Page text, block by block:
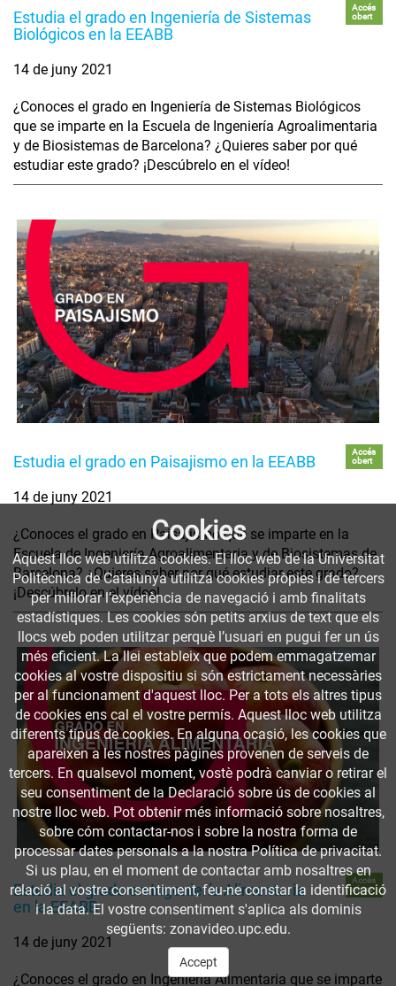
Estudia el grado en Ingeniería de Sistemas
Biológicos en la EEABB
Accés
obert
14 de juny 2021
¿Conoces el grado en Ingeniería de Sistemas Biológicos
que se imparte en la Escuela de Ingeniería Agroalimentaria
y de Biosistemas de Barcelona? ¿Quieres saber por qué
estudiar este grado? ¡Descúbrelo en el vídeo!
Estudia el grado en Paisajismo en la EEABB
Accés
obert
14 de juny 2021
¿Conoces el grado en Paisajismo que se imparte en la
Escuela de Ingeniería Agroalimentaria y de Biosistemas de
Barcelona? ¿Quieres saber por qué estudiar este grado?
¡Descúbrelo en el vídeo!
Estudia el grado en Ingeniería Alimentaria
en la EEABB
Accés
obert
14 de juny 2021
¿Conoces el grado en Ingeniería Alimentaria que se imparte
Cookies
Aquest lloc web utilitza cookies. El lloc web de la Universitat
Politècnica de Catalunya utilitza cookies pròpies i de tercers
per millorar l’experiència de navegació i amb finalitats
estadístiques. Les cookies són petits arxius de text que els
llocs web poden utilitzar perquè l’usuari en pugui fer un ús
més eficient. La llei estableix que podem emmagatzemar
cookies al vostre dispositiu si són estrictament necessàries
per al funcionament d'aquest lloc. Per a tots els altres tipus
de cookies ens cal el vostre permís. Aquest lloc web utilitza
diferents tipus de cookies. En alguna ocasió, les cookies que
apareixen a les nostres pàgines provenen de serveis de
tercers. En qualsevol moment, vostè podrà canviar o retirar el
seu consentiment de la Declaració sobre ús de cookies al
nostre lloc web. Pot obtenir més informació sobre nosaltres,
sobre cóm contactar-nos i sobre la nostra forma de
processar dates personals a la nostra Política de privacitat.
Si us plau, en el moment de contactar amb nosaltres en
relació al vostre consentiment, feu-ne constar la identificació
i la data. El vostre consentiment s'aplica als dominis
següents: zonavideo.upc.edu.
Accept